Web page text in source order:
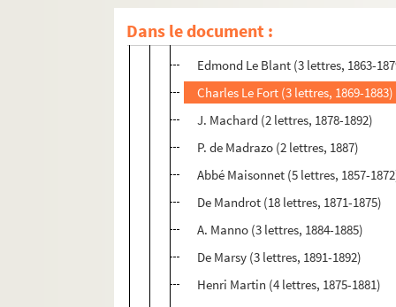
Dans le document :
Duc de Luynes (1 lettre, 1861)
E. Longin (2 lettres, 1883-1889)
Edmond Le Blant (3 lettres, 1863-
Charles Le Fort (3 lettres, 1869-1883)
J. Machard (2 lettres, 1878-1892)
P. de Madrazo (2 lettres, 1887)
Abbé Maisonnet (5 lettres, 1857-
De Mandrot (18 lettres, 1871-1875)
A. Manno (3 lettres, 1884-1885)
De Marsy (3 lettres, 1891-1892)
Henri Martin (4 lettres, 1875-1881)